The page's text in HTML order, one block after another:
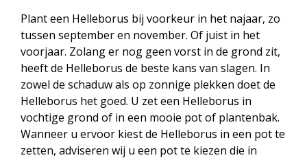
Plant een Helleborus bij voorkeur in het najaar, zo
tussen september en november. Of juist in het
voorjaar. Zolang er nog geen vorst in de grond zit,
heeft de Helleborus de beste kans van slagen. In
zowel de schaduw als op zonnige plekken doet de
Helleborus het goed. U zet een Helleborus in
vochtige grond of in een mooie pot of plantenbak.
Wanneer u ervoor kiest de Helleborus in een pot te
zetten, adviseren wij u een pot te kiezen die in